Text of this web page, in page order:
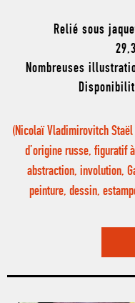
Relié sous
Nombreuses
(Nicolaï Vladimirovitch
d’origine russe, figuratif
abstraction, involution,
peinture, dessin,